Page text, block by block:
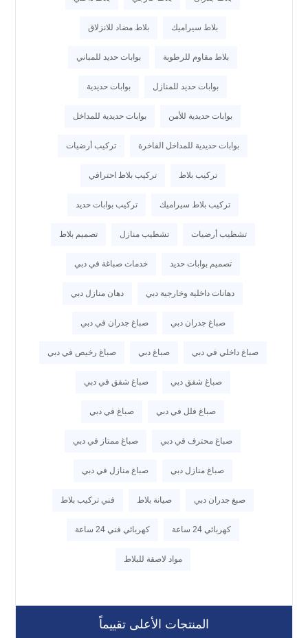
بلاط سيراميك بلاط مضاد للانزلاق
بلاط مقاوم للرطوبة بوابات حديد للمباني
بوابات حديد للمنازل بوابات حديدية
بوابات حديدية للأمن بوابات حديدية للمداخل
بوابات حديدية للمداخل الفاخرة تركيب أرضيات
تركيب بلاط تركيب بلاط احترافي
تركيب بلاط سيراميك تركيب بوابات حديد
تشطيب أرضيات تشطيب منازل تصميم بلاط
تصميم بوابات حديد خدمات صباغة في دبي
دهانات داخلية وخارجية دبي دهان منازل دبي
صباغ جدران دبي صباغ جدران في دبي
صباغ داخلي في دبي صباغ دبي صباغ رخيص في دبي
صباغ شقق دبي صباغ شقق في دبي
صباغ فلل في دبي صباغ في دبي
صباغ محترف في دبي صباغ ممتاز في دبي
صباغ منازل دبي صباغ منازل في دبي
صبغ جدران دبي صيانة بلاط فني تركيب بلاط
كهربائي 24 ساعة كهربائي فني 24 ساعة
مواد لاصقة للبلاط
المنتجات الأعلى تقييماً